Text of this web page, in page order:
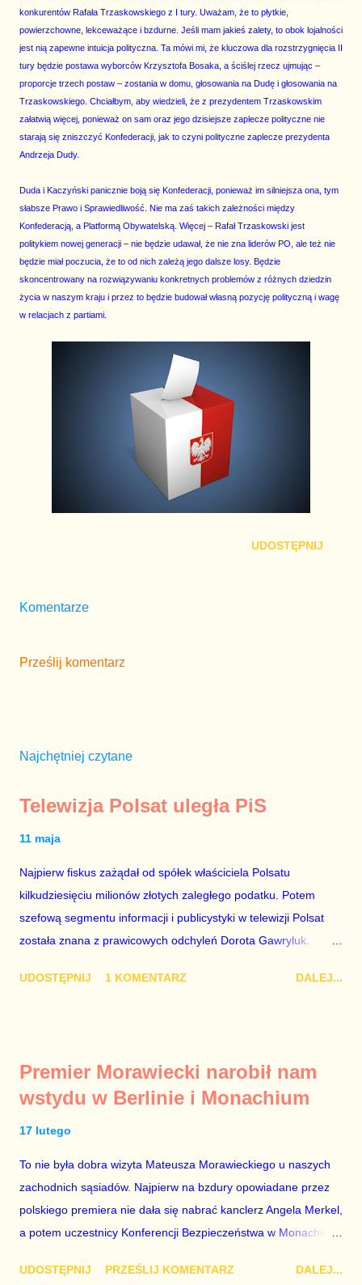
konkurentów Rafała Trzaskowskiego z I tury. Uważam, że to płytkie,
powierzchowne, lekceważące i bzdurne. Jeśli mam jakieś zalety, to obok lojalności
jest nią zapewne intuicja polityczna. Ta mówi mi, że kluczowa dla rozstrzygnięcia II
tury będzie postawa wyborców Krzysztofa Bosaka, a ściślej rzecz ujmując –
proporcje trzech postaw – zostania w domu, głosowania na Dudę i głosowania na
Trzaskowskiego. Chciałbym, aby wiedzieli, że z prezydentem Trzaskowskim
załatwią więcej, ponieważ on sam oraz jego dzisiejsze zaplecze polityczne nie
starają się zniszczyć Konfederacji, jak to czyni polityczne zaplecze prezydenta
Andrzeja Dudy.
Duda i Kaczyński panicznie boją się Konfederacji, ponieważ im silniejsza ona, tym
słabsze Prawo i Sprawiedliwość. Nie ma zaś takich zależności między
Konfederacją, a Platformą Obywatelską. Więcej – Rafał Trzaskowski jest
politykiem nowej generacji – nie będzie udawał, że nie zna liderów PO, ale też nie
będzie miał poczucia, że to od nich zależą jego dalsze losy. Będzie
skoncentrowany na rozwiązywaniu konkretnych problemów z różnych dziedzin
życia w naszym kraju i przez to będzie budował własną pozycję polityczną i wagę
w relacjach z partiami.
UDOSTĘPNIJ
Komentarze
Prześlij komentarz
Najchętniej czytane
Telewizja Polsat uległa PiS
11 maja
Najpierw fiskus zażądał od spółek właściciela Polsatu
kilkudziesięciu milionów złotych zaległego podatku. Potem
szefową segmentu informacji i publicystyki w telewizji Polsat
została znana z prawicowych odchyleń Dorota Gawryluk.
marionetka partii rządzącej, żona agenta SB, który jest obecnie
tylko tam, gdzie nie ma trudnych pytań. Taki obrót spraw
przyjmuję ze smutkiem. Właściciela Polsatu – Zygmunta
znowu dał się złamać partii Jarosława Kaczyńskiego. Znowu,
bo w 2007 roku też tak się stało. Na kilka tygodni przed
przedterminowymi wyborami parlamentarnymi do biur Solorza
politycy PiS wysłali Agencję Bezpieczeństwa Wewnętrznego, a
UDOSTĘPNIJ 1 KOMENTARZ DALEJ...
Premier Morawiecki narobił nam
wstydu w Berlinie i Monachium
17 lutego
To nie była dobra wizyta Mateusza Morawieckiego u naszych
zachodnich sąsiadów. Najpierw na bzdury opowiadane przez
polskiego premiera nie dała się nabrać kanclerz Angela Merkel,
a potem uczestnicy Konferencji Bezpieczeństwa w Monachium.
Merkel i Morawieckiego narastało we mnie zażenowanie. Było
UDOSTĘPNIJ PRZEŚLIJ KOMENTARZ DALEJ...